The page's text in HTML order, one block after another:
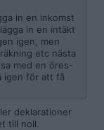
in en inkomst
in en intäkt
igen, men
etc nästa
med en öres-
igen för att få
deklarationer
till noll.